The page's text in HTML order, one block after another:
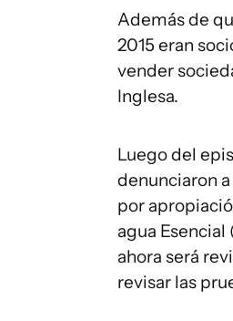
Además de
2015 eran
vender
Inglesa.
Luego del
denunciaron
por
agua
ahora será
revisar las